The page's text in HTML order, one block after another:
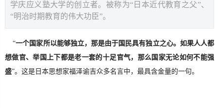
综
UWP
学庆应义塾大学的创立者。被称为“日本近代教育之父”、
“明治时期教育的伟大功臣”。
“一个国家所以能够独立，那是由于国民具有独立之心。如果人人都
想做官、举国上下都是老一套的十足官气，那么国家无论如何不能强
盛”。这是日本思想家福泽谕吉众多名言中，最具含金量的一句。